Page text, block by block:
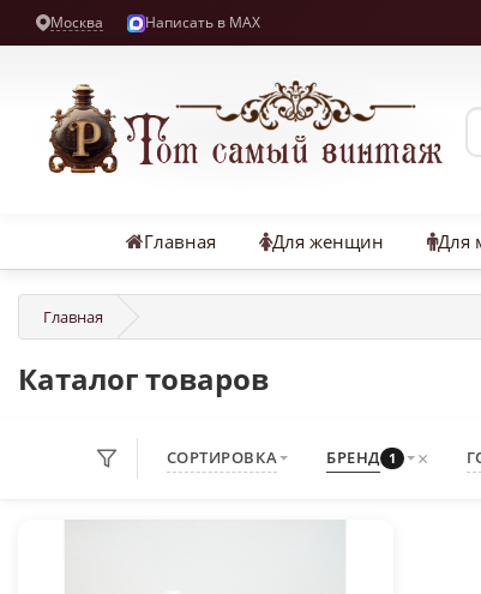
Москва Написать в MAX
Главная Для женщин Для
Главная
Каталог товаров
СОРТИРОВКА БРЕНД 1 ×